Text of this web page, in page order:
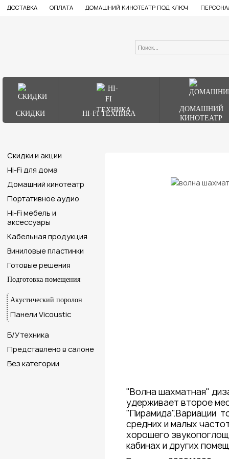
ДОСТАВКА ОПЛАТА ДОМАШНИЙ КИНОТЕАТР ПОД КЛЮЧ
СКИДКИ HI-FI ТЕХНИКА
ДОМАШНИЙ
КИНОТЕАТР
Скидки и акции
Hi-Fi для дома
Домашний кинотеатр
Портативное аудио
Hi-Fi мебель и
аксессуары
Кабельная продукция
Виниловые пластинки
Готовые решения
Подготовка помещения
Акустический поролон
Панели Vicoustic
Б/У техника
Представлено в салоне
Без категории
"Волна шахматная"
удерживает второе
"Пирамида".Вариации
средних и малых
хорошего
кабинах и других